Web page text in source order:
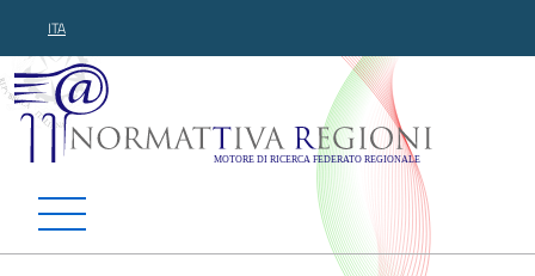
ITA
Normattiva Regioni -